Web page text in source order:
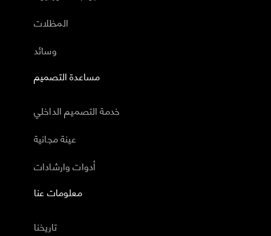
المظلات
وسائد
مساعدة التصميم
خدمة التصميم الداخلي
عينة مجانية
أدوات وارشادات
معلومات عنا
تاريخنا